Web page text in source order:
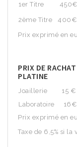
1er Titre
450€
2ème Titre
400€
Prix exprimé en
PRIX DE
PLATINE
Joaillerie
15 €
Laboratoire
16€
Prix exprimé en
Taxe de 6,5% si